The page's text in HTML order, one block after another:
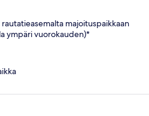
majoituspaikkaan
ympäri vuorokauden)*